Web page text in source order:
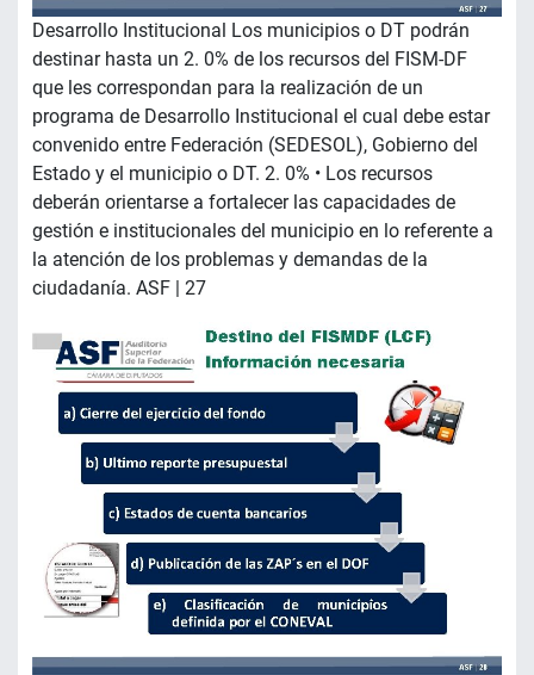
Desarrollo Institucional Los municipios o DT podrán
destinar hasta un 2. 0% de los recursos del FISM-DF
que les correspondan para la realización de un
programa de Desarrollo Institucional el cual debe estar
convenido entre Federación (SEDESOL), Gobierno del
Estado y el municipio o DT. 2. 0% • Los recursos
deberán orientarse a fortalecer las capacidades de
gestión e institucionales del municipio en lo referente a
la atención de los problemas y demandas de la
ciudadanía. ASF | 27